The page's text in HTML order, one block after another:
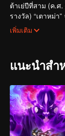
ต้าเย่ปีที่สาม (ค.ศ
รางวัล) “เตาหม่
“กลุ่มฮวาเหยียน
เพิ่มเติม
แนะนำส